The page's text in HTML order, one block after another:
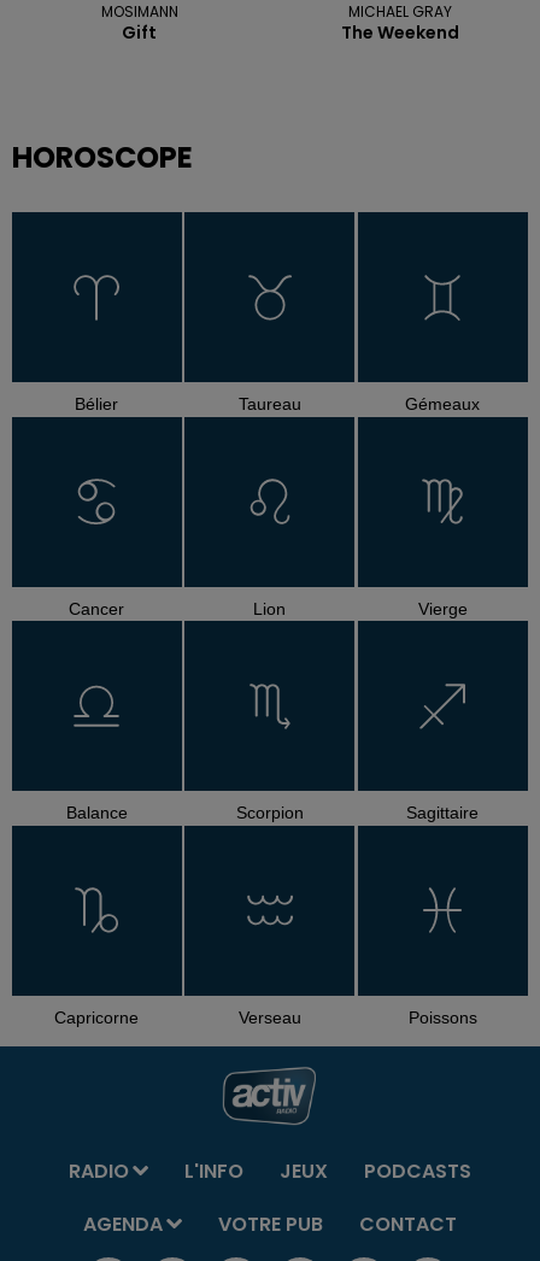
MOSIMANN
Gift
MICHAEL GRAY
The Weekend
HOROSCOPE
Bélier Taureau Gémeaux
Cancer Lion Vierge
Balance Scorpion Sagittaire
Capricorne Verseau Poissons
RADIO L'INFO JEUX
PODCASTS
AGENDA
VOTRE PUB CONTACT